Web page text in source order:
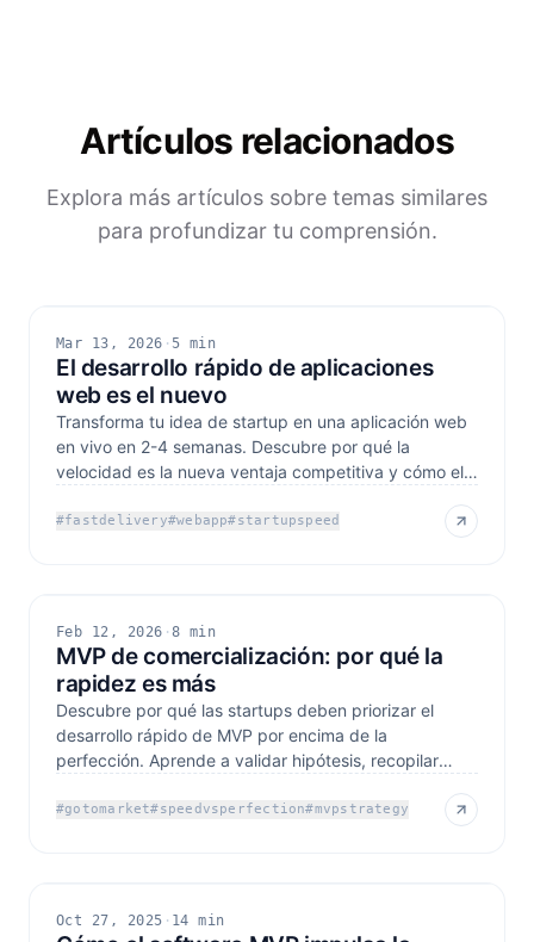
Artículos relacionados
Explora más artículos sobre temas similares
para profundizar tu comprensión.
Mar 13, 2026 · 5 min
El desarrollo rápido de aplicaciones
web es el nuevo
Transforma tu idea de startup en una aplicación web
en vivo en 2-4 semanas. Descubre por qué la
velocidad es la nueva ventaja competitiva y cómo el
#fastdelivery#webapp#startupspeed
Feb 12, 2026 · 8 min
MVP de comercialización: por qué la
rapidez es más
Descubre por qué las startups deben priorizar el
desarrollo rápido de MVP por encima de la
perfección. Aprende a validar hipótesis, recopilar
#gotomarket#speedvsperfection#mvpstrategy
Oct 27, 2025 · 14 min